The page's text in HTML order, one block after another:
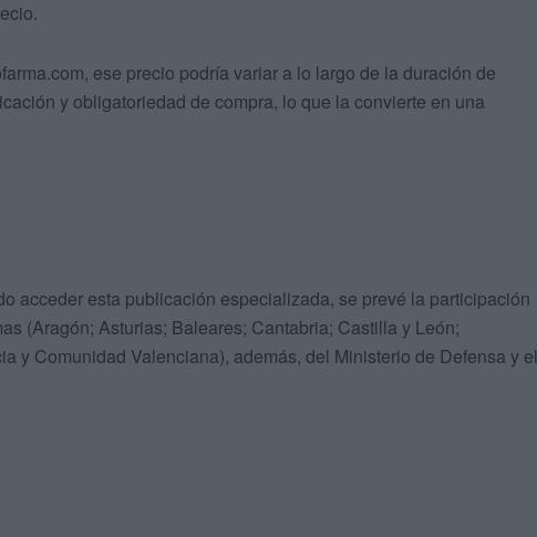
ese precio podría variar a lo largo de la duración de
y obligatoriedad de compra, lo que la convierte en una
acceder esta publicación especializada, se prevé la participación
(Aragón; Asturias; Baleares; Cantabria; Castilla y León;
y Comunidad Valenciana), además, del Ministerio de Defensa y el